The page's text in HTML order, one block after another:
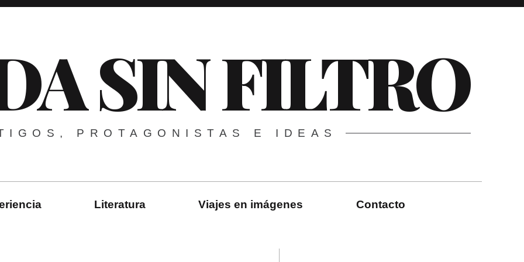
SIN FILTRO
PROTAGONISTAS E IDEAS
Literatura Viajes en imágenes Contacto